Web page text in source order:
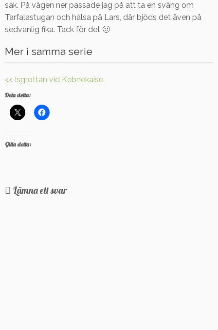
sak. På vägen ner passade jag på att ta en sväng om
Tarfalastugan och hälsa på Lars, där bjöds det även på
sedvanlig fika. Tack för det 🙂
Mer i samma serie
<< Isgrottan vid Kebnekaise
Dela detta:
Gilla detta:
Lämna ett svar